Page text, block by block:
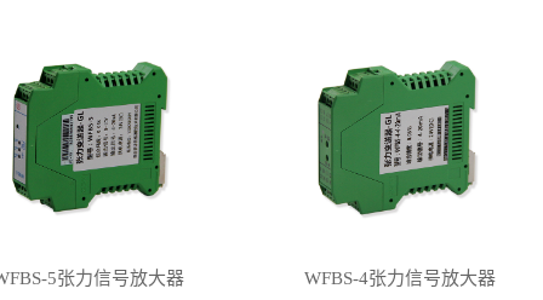
5张力信号放大器 WFBS-4张力信号放大器